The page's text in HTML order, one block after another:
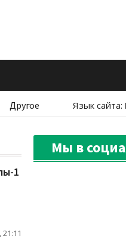
Другое Язык сайта:
1
Мы в